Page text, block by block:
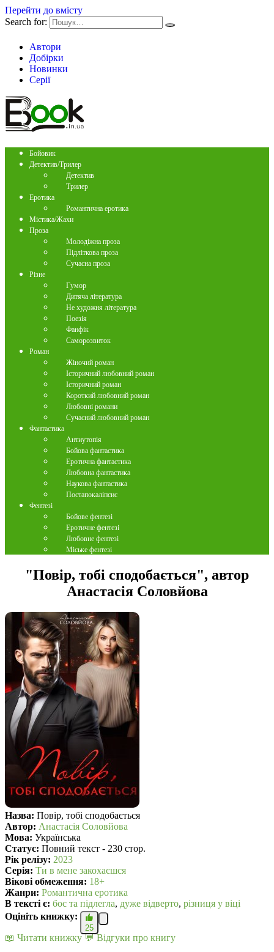
Перейти до вмісту
Search for:
Автори
Добірки
Новинки
Серії
Бойовик
Детектив/Трилер
Детектив
Трилер
Еротика
Романтична еротика
Містика/Жахи
Проза
Молодіжна проза
Підліткова проза
Сучасна проза
Різне
Гумор
Дитяча література
Не художня література
Поезія
Фанфік
Саморозвиток
Роман
Жіночий роман
Історичний любовний роман
Історичний роман
Короткий любовний роман
Любовні романи
Сучасний любовний роман
Фантастика
Антиутопія
Бойова фантастика
Еротична фантастика
Любовна фантастика
Наукова фантастика
Постапокаліпсис
Фентезі
Бойове фентезі
Еротичне фентезі
Любовне фентезі
Міське фентезі
"Повір, тобі сподобається", автор
Анастасія Соловйова
Назва: Повір, тобі сподобається
Автор: Анастасія Соловйова
Мова: Українська
Статус: Повний текст - 230 стор.
Рік релізу: 2023
Серія: Ти в мене закохаєшся
Вікові обмеження: 18+
Жанри: Романтична еротика
В текcті є: бос та підлегла, дуже відверто, різниця у віці
Оцініть книжку:
25
📖 Читати книжку 💬 Відгуки про книгу